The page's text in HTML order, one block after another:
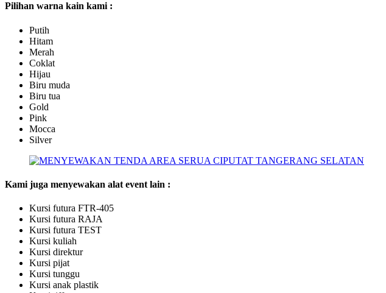
Pilihan warna kain kami :
Putih
Hitam
Merah
Coklat
Hijau
Biru muda
Biru tua
Gold
Pink
Mocca
Silver
Kami juga menyewakan alat event lain :
Kursi futura FTR-405
Kursi futura RAJA
Kursi futura TEST
Kursi kuliah
Kursi direktur
Kursi pijat
Kursi tunggu
Kursi anak plastik